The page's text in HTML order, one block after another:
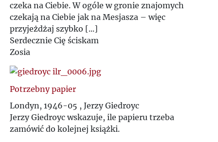
czeka na Ciebie. W ogóle w gronie znajomych
czekają na Ciebie jak na Mesjasza – więc
przyjeżdżaj szybko [...]
Serdecznie Cię ściskam
Zosia
Potrzebny papier
Londyn, 1946-05 , Jerzy Giedroyc
Jerzy Giedroyc wskazuje, ile papieru trzeba
zamówić do kolejnej książki.